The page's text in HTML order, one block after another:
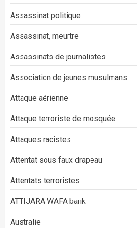
Assassinat politique
Assassinat, meurtre
Assassinats de journalistes
Association de jeunes musulmans
Attaque aérienne
Attaque terroriste de mosquée
Attaques racistes
Attentat sous faux drapeau
Attentats terroristes
ATTIJARA WAFA bank
Australie